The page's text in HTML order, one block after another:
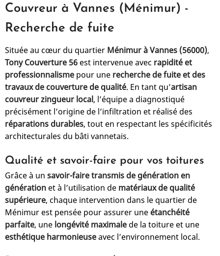
Couvreur à Vannes (Ménimur) -
Recherche de fuite
Située au cœur du quartier Ménimur à Vannes (56000),
Tony Couverture 56 est intervenue avec rapidité et
professionnalisme pour une recherche de fuite et des
travaux de couverture de qualité. En tant qu’artisan
couvreur zingueur local, l’équipe a diagnostiqué
précisément l’origine de l’infiltration et réalisé des
réparations durables, tout en respectant les spécificités
architecturales du bâti vannetais.
Qualité et savoir-faire pour vos toitures
Grâce à un savoir-faire transmis de génération en
génération et à l’utilisation de matériaux de qualité
supérieure, chaque intervention dans le quartier de
Ménimur est pensée pour assurer une étanchéité
parfaite, une longévité maximale de la toiture et une
esthétique harmonieuseavec l’environnement local.